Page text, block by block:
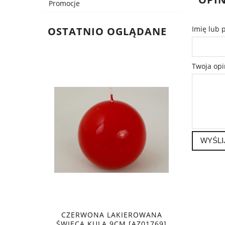
Promocje
OSTATNIO OGLĄDANE
CZERWONA LAKIEROWANA
Imię lub
Twoja